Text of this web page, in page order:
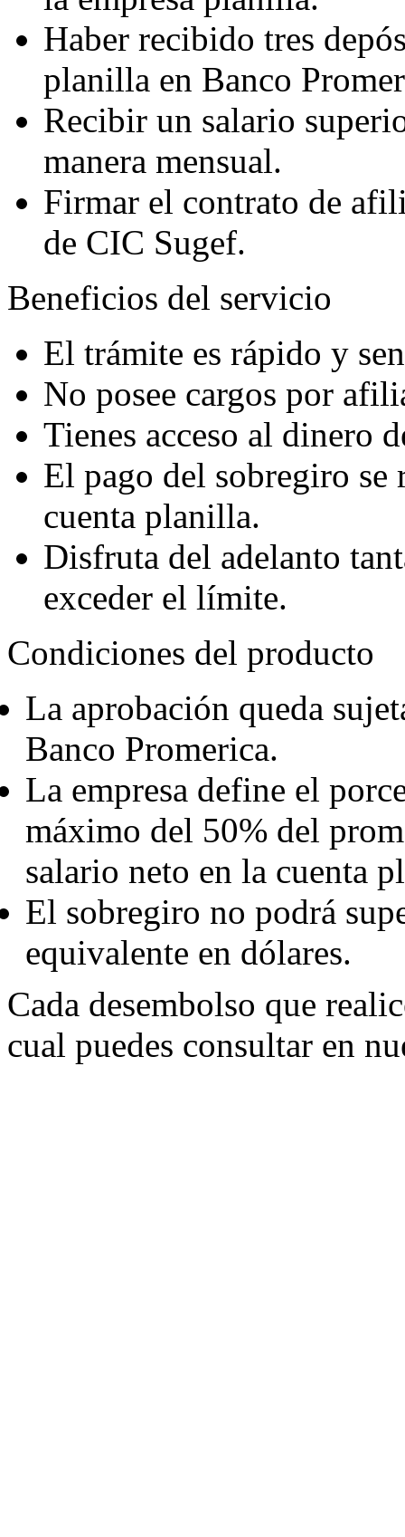
Haber recibido tres
planilla en Banco
Recibir un salario
manera mensual.
Firmar el contrato de
de CIC Sugef.
Beneficios del servicio
El trámite es rápido y
No posee cargos por
Tienes acceso al dinero
El pago del sobregiro se
cuenta planilla.
Disfruta del adelanto
exceder el límite.
Condiciones del producto
La aprobación queda
Banco Promerica.
La empresa define el
máximo del 50% del
salario neto en la cuenta
El sobregiro no podrá
equivalente en dólares.
Cada desembolso que
cual puedes consultar en